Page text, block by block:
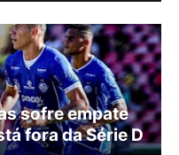
sofre empate
fora da Série D